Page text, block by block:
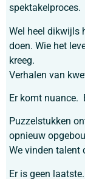
spektakelproces.
Wel heel dikwijls
doen. Wie het
kreeg.
Verhalen van
Er komt nuance.
Puzzelstukken
opnieuw
We vinden talent
Er is geen